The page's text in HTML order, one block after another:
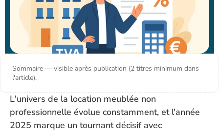
Sommaire — visible après publication (2 titres minimum dans
l'article).
L'univers de la location meublée non
professionnelle évolue constamment, et l'année
2025 marque un tournant décisif avec